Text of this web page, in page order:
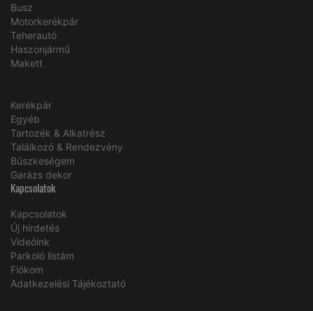
Busz
Motorkerékpár
Teherautó
Haszonjármű
Makett
Kerékpár
Egyéb
Tartozék & Alkatrész
Találkozó & Rendezvény
Büszkeségem
Garázs dekor
Kapcsolatok
Kapcsolatok
Új hirdetés
Videóink
Parkoló listám
Fiókom
Adatkezelési Tájékoztató